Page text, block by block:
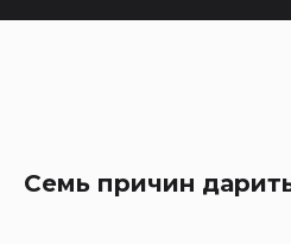
Семь причин